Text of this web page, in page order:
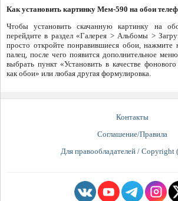
Как установить картинку Мем-590 на обои
Чтобы установить скачанную картинку на
перейдите в раздел «Галерея > Альбомы >
просто откройте понравившиеся обои, нажмите
палец, после чего появится дополнительное
выбрать пункт «Установить в качестве
как обои» или любая другая формулировка.
Контакты
Соглашение/Правила
Для правообладателей / Copyright